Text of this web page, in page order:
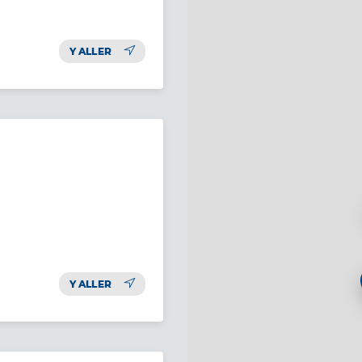
Y ALLER
Y ALLER